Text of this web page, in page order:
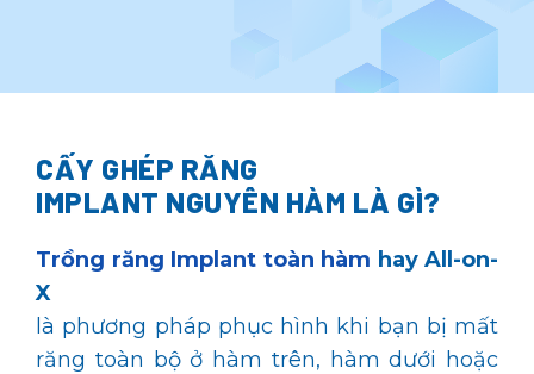
CẤY GHÉP RĂNG
IMPLANT NGUYÊN HÀM LÀ GÌ?
Trồng răng Implant toàn hàm hay All-on-
X
là phương pháp phục hình khi bạn bị mất
răng toàn bộ ở hàm trên, hàm dưới hoặc